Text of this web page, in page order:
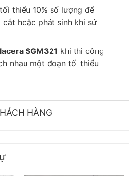
thiểu 10% số lượng để
cắt hoặc phát sinh khi sử
SGM321 khi thi công
nhau một đoạn tối thiểu
HÀNG